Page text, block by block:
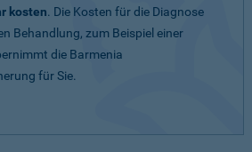
kosten. Die Kosten für die Diagnose
Behandlung, zum Beispiel einer
die Barmenia
für Sie.